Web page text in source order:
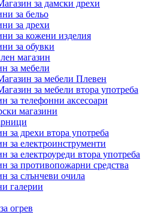
за дамски дрехи
за бельо
за дрехи
за кожени изделия
за обувки
магазин
за мебели
за мебели Плевен
за мебели втора употреба
за телефонни аксесоари
магазини
за дрехи втора употреба
за електроинструменти
за електроуреди втора употреба
за противопожарни средства
за слънчеви очила
галерии
огрев